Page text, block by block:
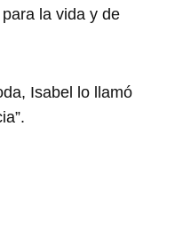
la vida y de
Isabel lo llamó